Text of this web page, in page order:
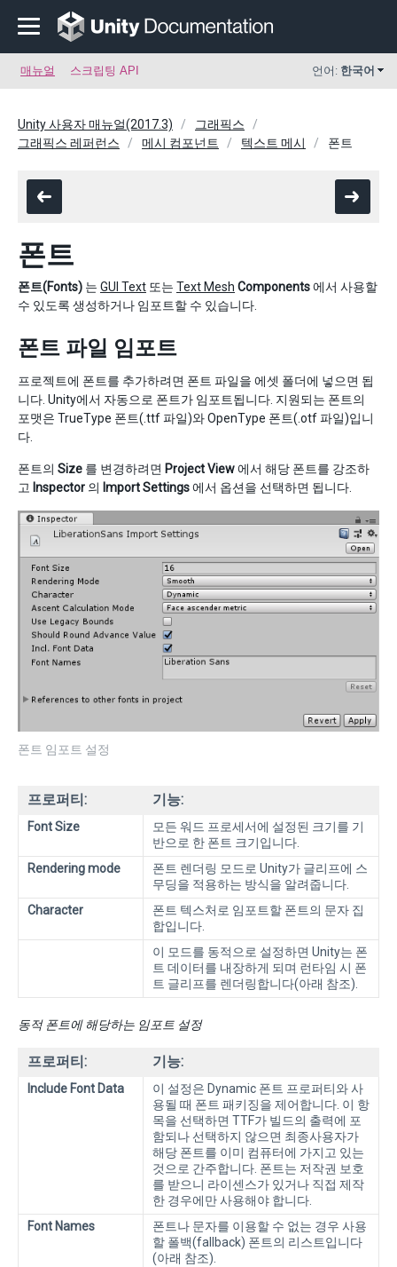
매뉴얼 스크립팅 API 언어: 한국어
Unity 사용자 매뉴얼(2017.3)
그래픽스
그래픽스 레퍼런스
메시 컴포넌트 텍스트 메시 폰트
폰트
폰트(Fonts) 는 GUI Text 또는 Text Mesh Components에서 사용할
수 있도록 생성하거나 임포트할 수 있습니다.
폰트 파일 임포트
프로젝트에 폰트를 추가하려면 폰트 파일을 에셋 폴더에 넣으면 됩
니다. Unity에서 자동으로 폰트가 임포트됩니다. 지원되는 폰트의
포맷은 TrueType 폰트(.ttf 파일)와 OpenType 폰트(.otf 파일)입니
다.
폰트의 Size 를 변경하려면 Project View에서 해당 폰트를 강조하
고 Inspector 의 Import Settings에서 옵션을 선택하면 됩니다.
폰트 임포트 설정
프로퍼티: 기능:
Font Size
모든 워드 프로세서에 설정된 크기를 기
반으로 한 폰트 크기입니다.
Rendering mode
폰트 렌더링 모드로 Unity가 글리프에 스
무딩을 적용하는 방식을 알려줍니다.
Character
폰트 텍스처로 임포트할 폰트의 문자 집
합입니다.
이 모드를 동적으로 설정하면 Unity는 폰
트 데이터를 내장하게 되며 런타임 시 폰
트 글리프를 렌더링합니다(아래 참조).
동적 폰트에 해당하는 임포트 설정
프로퍼티: 기능:
Include Font Data
이 설정은 Dynamic 폰트 프로퍼티와 사
용될 때 폰트 패키징을 제어합니다. 이 항
목을 선택하면 TTF가 빌드의 출력에 포
함되나 선택하지 않으면 최종사용자가
해당 폰트를 이미 컴퓨터에 가지고 있는
것으로 간주합니다. 폰트는 저작권 보호
를 받으니 라이센스가 있거나 직접 제작
한 경우에만 사용해야 합니다.
Font Names
폰트나 문자를 이용할 수 없는 경우 사용
할 폴백(fallback) 폰트의 리스트입니다
(아래 참조).